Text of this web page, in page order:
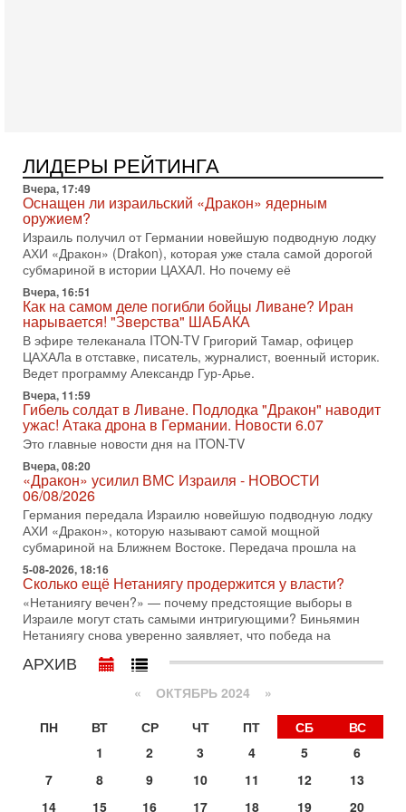
раз?
Голоса русскоязычных репатриантов не раз кардинально
меняли политический ландшафт Израиля. Достаточно
вспомнить взлет партии «Исраэль ба-алия», когда
31-07-2026, 17:00
Тайны закрытых дверей: о чём на самом деле
молчат Трамп и Нетаньяху?
Недавний визит премьер-министра Израиля Биньямина
Нетаньяху в США и его встреча с Дональдом Трампом
оставили больше вопросов, чем ответов. Полная
31-07-2026, 15:18
Иран готовит покушение на Нетаниягу! Трамп не
хочет эскалации, но КСИР готовит взрыв!
В эфире телеканала ITON-TV СЕРГЕЙ МИГДАЛЬ, эксперт
по вопросам безопасности, офицер запаса
Международного управления полиции Израиля, автор
31-07-2026, 09:02
Битва за разоружение ХАМАСа - НОВОСТИ
31/07/2026
Сегодня президент США Дональд Трамп заявил о
достижении исторического соглашения о полном
разоружении ХАМАСа и других вооруженных группировок в
Иран доведет Трампа до крайних мер? Разбор и
оценка от военного обозревателя Давида Шарпа
Ситуация вокруг противостояния Ирана и США накаляется
с каждым днем. Почему Трамп в самый последний момент
отменил решение о нанесении тяжелых ударов
30-07-2026, 16:54
Покупатель авиакомпании «Аркия» намерен
запретить полеты по субботам!
Вокруг возможной продажи авиакомпании «Аркия»
разгорается громкий конфликт.
30-07-2026, 08:16
Трамп готовит удар по Ирану - НОВОСТИ 30/07/2026
ЛИДЕРЫ РЕЙТИНГА
Вчера, 17:49
Оснащен ли израильский «Дракон» ядерным
оружием?
Израиль получил от Германии новейшую подводную лодку
АХИ «Дракон» (Drakon), которая уже стала самой дорогой
субмариной в истории ЦАХАЛ. Но почему её
Вчера, 16:51
Как на самом деле погибли бойцы Ливане? Иран
нарывается! "Зверства" ШАБАКА
В эфире телеканала ITON-TV Григорий Тамар, офицер
ЦАХАЛа в отставке, писатель, журналист, военный историк.
Ведет программу Александр Гур-Арье.
Вчера, 11:59
Гибель солдат в Ливане. Подлодка "Дракон" наводит
ужас! Атака дрона в Германии. Новости 6.07
Это главные новости дня на ITON-TV
Вчера, 08:20
«Дракон» усилил ВМС Израиля - НОВОСТИ
06/08/2026
Германия передала Израилю новейшую подводную лодку
АХИ «Дракон», которую называют самой мощной
субмариной на Ближнем Востоке. Передача прошла на
5-08-2026, 18:16
Сколько ещё Нетаниягу продержится у власти?
«Нетаниягу вечен?» — почему предстоящие выборы в
Израиле могут стать самыми интригующими? Биньямин
Нетаниягу снова уверенно заявляет, что победа на
АРХИВ
« ОКТЯБРЬ 2024 »
ПН
ВТ СР ЧТ ПТ СБ
ВС
1
2 3 4 5
6
7
8 9 10 11 12
13
14
15 16 17 18 19
20